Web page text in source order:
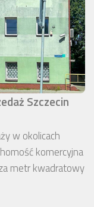
Szczecin
w okolicach
komercyjna
metr kwadratowy